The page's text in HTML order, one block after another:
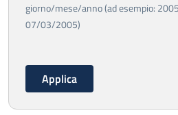
giorno/mese/anno (ad esempio:
07/03/2005)